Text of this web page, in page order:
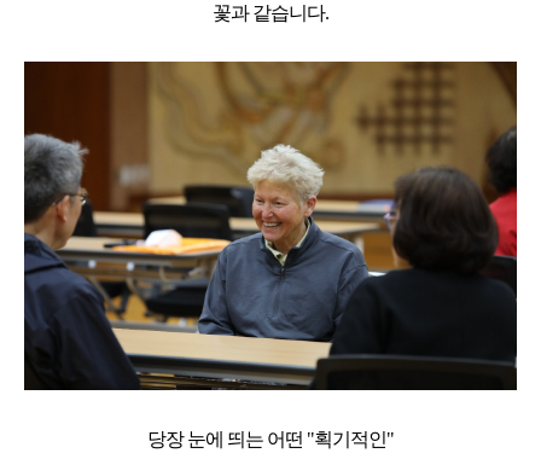
꽃과 같습니다.
당장 눈에 띄는 어떤 "획기적인"